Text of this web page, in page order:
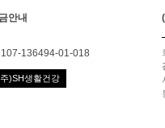
안내
136494-01-018
)SH생활건강